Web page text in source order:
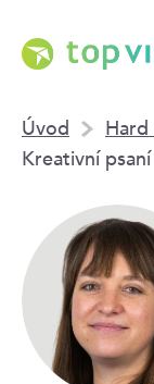
Úvod
Hard
Kreativní